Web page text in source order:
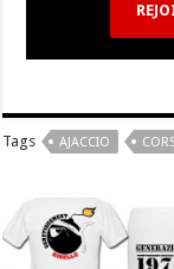
Tags AJACCIO